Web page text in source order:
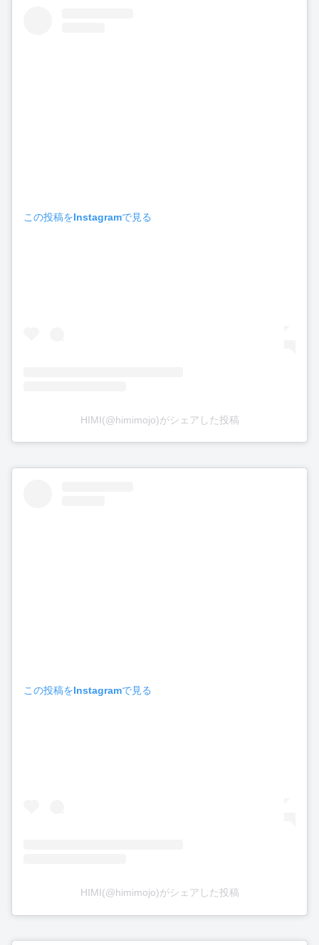
この投稿をInstagramで見る
HIMI(@himimojo)がシェアした投稿
この投稿をInstagramで見る
HIMI(@himimojo)がシェアした投稿